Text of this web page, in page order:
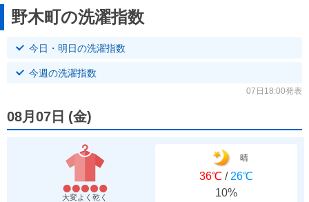
野木町の洗濯指数
今日・明日の洗濯指数
今週の洗濯指数
07日18:00発表
08月07日 (金)
大変よく乾く
晴
36℃ / 26℃
10%